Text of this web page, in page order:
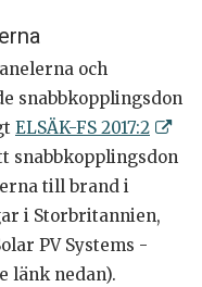
och
snabbkopplingsdon
ELSÄK-FS 2017:2
snabbkopplingsdon
till brand i
i Storbritannien,
PV Systems -
länk nedan).